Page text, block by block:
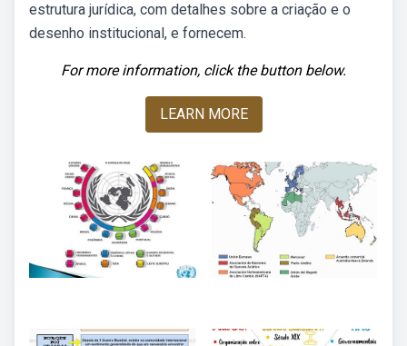
estrutura jurídica, com detalhes sobre a criação e o
desenho institucional, e fornecem.
For more information, click the button below.
LEARN MORE